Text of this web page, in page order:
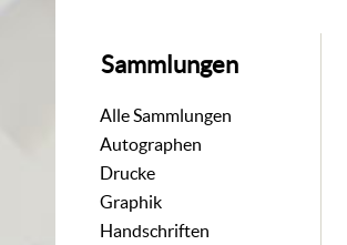
Sammlungen
Alle Sammlungen
Autographen
Drucke
Graphik
Handschriften